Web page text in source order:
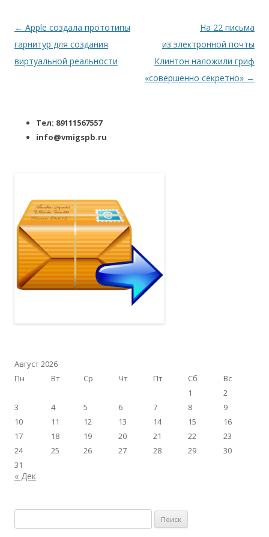
Навигация по записям
← Apple создала прототипы
гарнитур для создания
виртуальной реальности
На 22 письма
из электронной почты
Клинтон наложили гриф
«совершенно секретно» →
Тел: 89111567557
info@vmigspb.ru
Август 2026
Пн
Вт Ср Чт Пт Сб
Вс
1
2
3
4 5 6 7 8
9
10
11 12 13 14 15
16
17
18 19 20 21 22
23
24
25 26 27 28 29
30
31
« Дек